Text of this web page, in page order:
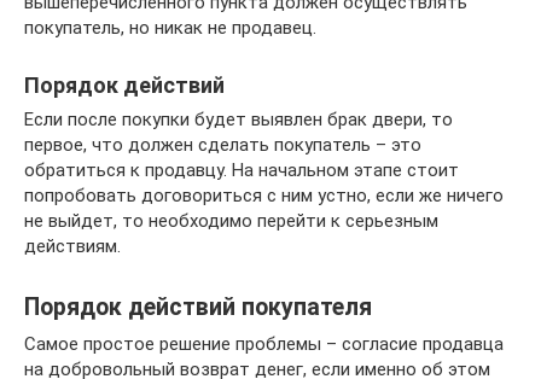
покупатель, но никак не продавец.
Порядок действий
Если после покупки будет выявлен брак двери, то
первое, что должен сделать покупатель – это
обратиться к продавцу. На начальном этапе стоит
попробовать договориться с ним устно, если же ничего
не выйдет, то необходимо перейти к серьезным
действиям.
Порядок действий покупателя
Самое простое решение проблемы – согласие продавца
на добровольный возврат денег, если именно об этом